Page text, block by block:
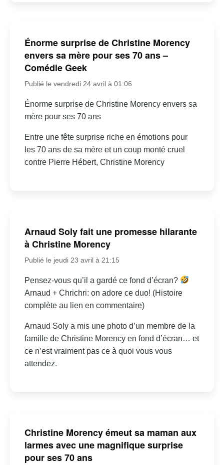
Énorme surprise de Christine Morency
envers sa mère pour ses 70 ans –
Comédie Geek
Publié le vendredi 24 avril à 01:06
Énorme surprise de Christine Morency envers sa
mère pour ses 70 ans
Entre une fête surprise riche en émotions pour
les 70 ans de sa mère et un coup monté cruel
contre Pierre Hébert, Christine Morency
Arnaud Soly fait une promesse hilarante
à Christine Morency
Publié le jeudi 23 avril à 21:15
Pensez-vous qu’il a gardé ce fond d’écran?
Arnaud + Chrichri: on adore ce duo! (Histoire
complète au lien en commentaire)
Arnaud Soly a mis une photo d’un membre de la
famille de Christine Morency en fond d’écran… et
ce n’est vraiment pas ce à quoi vous vous
attendez.
Christine Morency émeut sa maman aux
larmes avec une magnifique surprise
pour ses 70 ans